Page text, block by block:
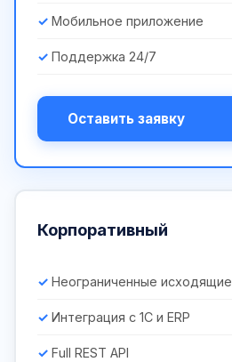
Мобильное приложение
Поддержка 24/7
Оставить заявку
Корпоративный
Неограниченные исходящие
Интеграция с 1С и ERP
Full REST API